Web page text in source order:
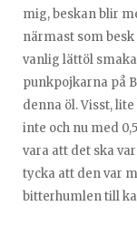
mig, beskan blir
närmast som
vanlig lättöl
punkpojkarna på
denna öl. Visst,
inte och nu med
vara att det ska
tycka att den var
bitterhumlen till